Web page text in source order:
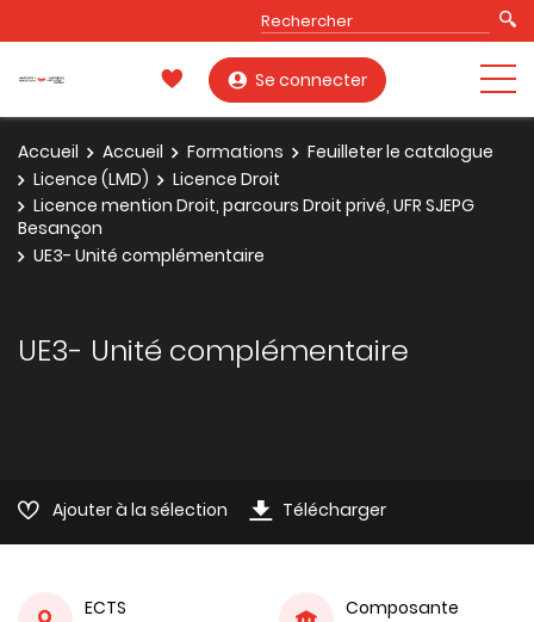
Se connecter
Accueil Accueil Formations
Feuilleter le catalogue
Licence (LMD)
Licence Droit
Licence mention Droit, parcours Droit privé, UFR SJEPG
Besançon
UE3- Unité complémentaire
UE3- Unité complémentaire
Ajouter à la sélection Télécharger
ECTS
Composante